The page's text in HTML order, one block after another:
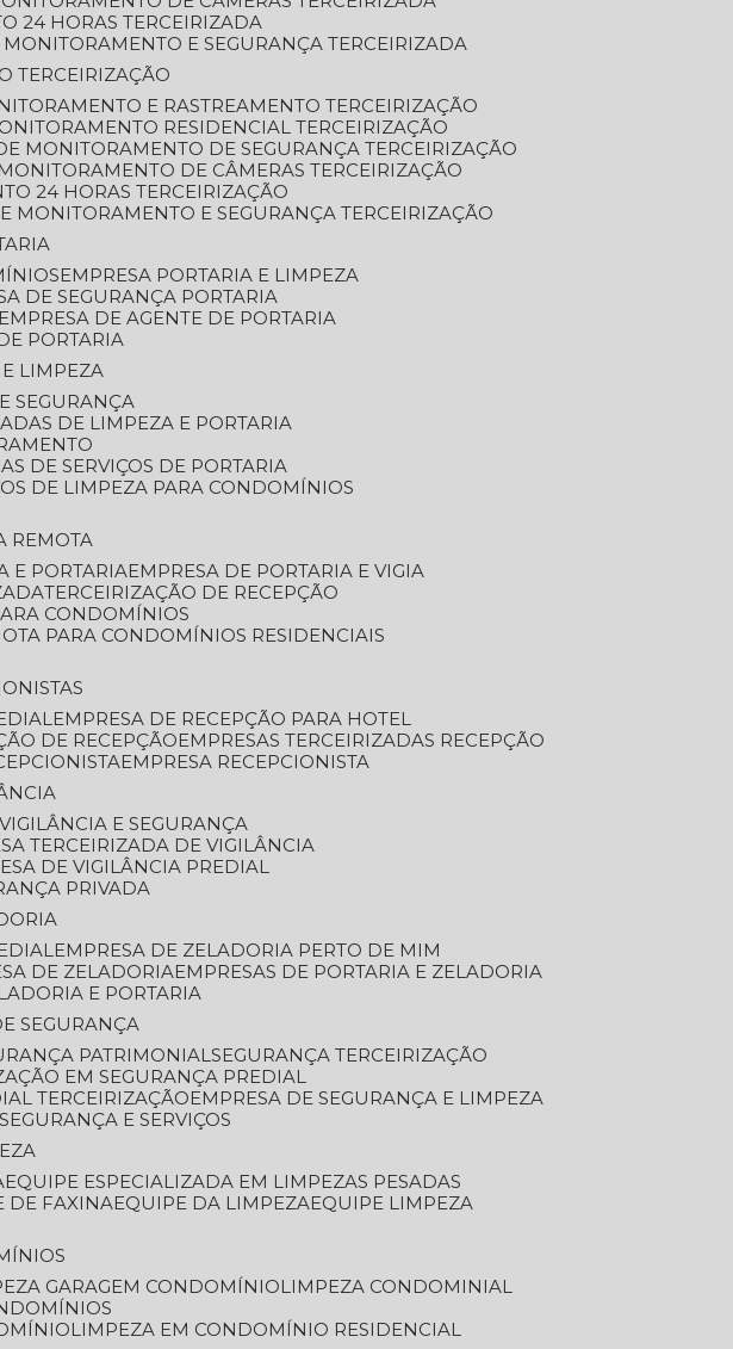
24 HORAS TERCEIRIZADA
MONITORAMENTO E SEGURANÇA TERCEIRIZADA
TERCEIRIZAÇÃO
E RASTREAMENTO TERCEIRIZAÇÃO
RESIDENCIAL TERCEIRIZAÇÃO
DE MONITORAMENTO DE SEGURANÇA TERCEIRIZAÇÃO
MONITORAMENTO DE CÂMERAS TERCEIRIZAÇÃO
24 HORAS TERCEIRIZAÇÃO
MONITORAMENTO E SEGURANÇA TERCEIRIZAÇÃO
EMPRESA PORTARIA E LIMPEZA
DE SEGURANÇA PORTARIA
EMPRESA DE AGENTE DE PORTARIA
PORTARIA
E LIMPEZA
SEGURANÇA
DE LIMPEZA E PORTARIA
DE SERVIÇOS DE PORTARIA
DE LIMPEZA PARA CONDOMÍNIOS
REMOTA
E PORTARIA
EMPRESA DE PORTARIA E VIGIA
TERCEIRIZAÇÃO DE RECEPÇÃO
CONDOMÍNIOS
PARA CONDOMÍNIOS RESIDENCIAIS
EMPRESA DE RECEPÇÃO PARA HOTEL
DE RECEPÇÃO
EMPRESAS TERCEIRIZADAS RECEPÇÃO
EMPRESA RECEPCIONISTA
VIGILÂNCIA E SEGURANÇA
TERCEIRIZADA DE VIGILÂNCIA
DE VIGILÂNCIA PREDIAL
PRIVADA
EMPRESA DE ZELADORIA PERTO DE MIM
DE ZELADORIA
EMPRESAS DE PORTARIA E ZELADORIA
E PORTARIA
SEGURANÇA
PATRIMONIAL SEGURANÇA TERCEIRIZAÇÃO
EM SEGURANÇA PREDIAL
TERCEIRIZAÇÃO
EMPRESA DE SEGURANÇA E LIMPEZA
E SERVIÇOS
EQUIPE ESPECIALIZADA EM LIMPEZAS PESADAS
DE FAXINA EQUIPE DA LIMPEZA EQUIPE LIMPEZA
GARAGEM CONDOMÍNIO
LIMPEZA CONDOMINIAL
LIMPEZA EM CONDOMÍNIO RESIDENCIAL